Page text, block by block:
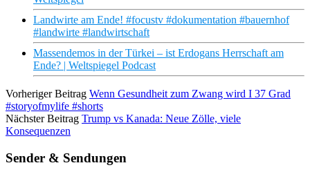
Landwirte am Ende! #focustv #dokumentation #bauernhof
#landwirte #landwirtschaft
Massendemos in der Türkei – ist Erdogans Herrschaft am
Ende? | Weltspiegel Podcast
Vorheriger Beitrag Wenn Gesundheit zum Zwang wird I 37 Grad
#storyofmylife #shorts
Nächster Beitrag Trump vs Kanada: Neue Zölle, viele
Konsequenzen
Sender & Sendungen